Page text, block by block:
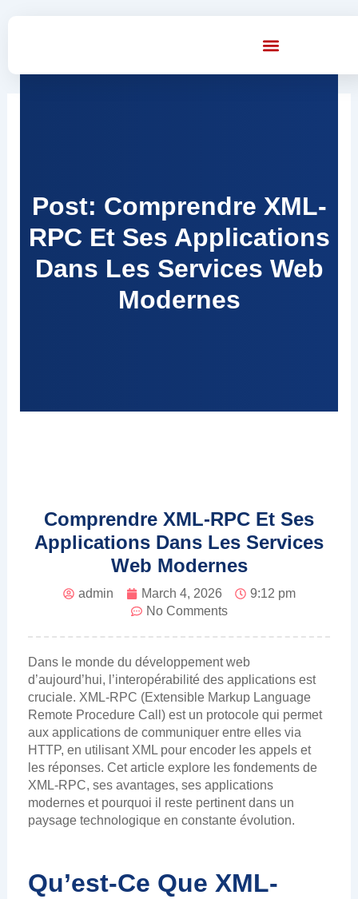
Post: Comprendre XML-
RPC Et Ses Applications
Dans Les Services Web
Modernes
Comprendre XML-RPC Et Ses
Applications Dans Les Services
Web Modernes
admin March 4, 2026
9:12 pm
No Comments
Dans le monde du développement web
d’aujourd’hui, l’interopérabilité des applications est
cruciale. XML-RPC (Extensible Markup Language
Remote Procedure Call) est un protocole qui permet
aux applications de communiquer entre elles via
HTTP, en utilisant XML pour encoder les appels et
les réponses. Cet article explore les fondements de
XML-RPC, ses avantages, ses applications
modernes et pourquoi il reste pertinent dans un
paysage technologique en constante évolution.
Qu’est-Ce Que XML-